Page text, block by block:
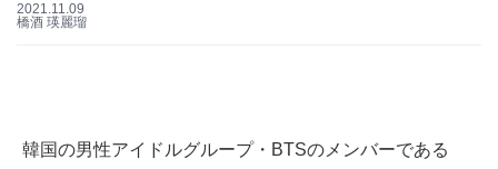
2021.11.09
橋酒 瑛麗瑠
韓国の男性アイドルグループ・BTSのメンバーである